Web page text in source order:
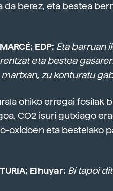
da berez, eta bestea
EDP: Eta barruan
eta bestea
zu konturatu
ohiko erregai fosilak
CO2 isuri gutxiago
oxidoen eta bestelako
Elhuyar: Bi tapoi